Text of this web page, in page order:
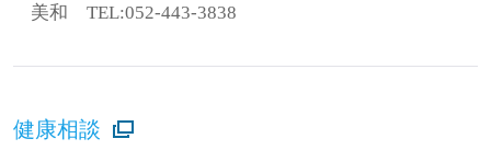
美和 TEL:052-443-3838
健康相談